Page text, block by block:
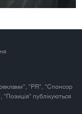
"PR", "Спонсор
публікуються